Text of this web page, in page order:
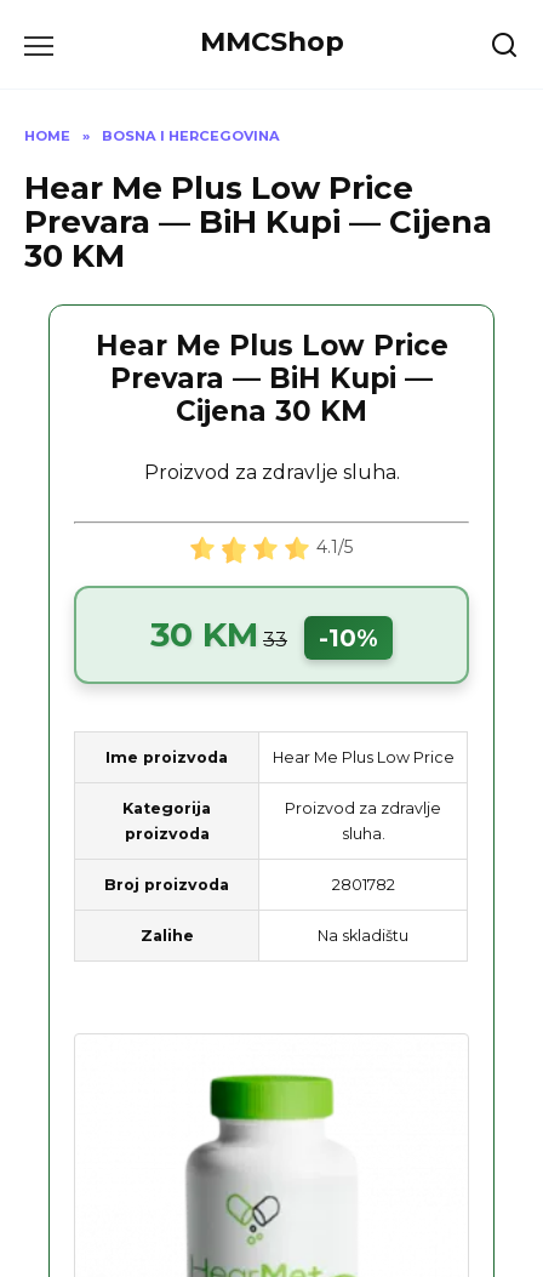
MMCShop
HOME » BOSNA I HERCEGOVINA
Hear Me Plus Low Price
Prevara — BiH Kupi — Cijena
30 KM
Hear Me Plus Low Price
Prevara — BiH Kupi —
Cijena 30 KM
Proizvod za zdravlje sluha.
4.1/5
30 KM 33 -10%
Ime proizvoda Hear Me Plus Low Price
Kategorija
proizvoda
Proizvod za zdravlje
sluha.
Broj proizvoda 2801782
Zalihe Na skladištu